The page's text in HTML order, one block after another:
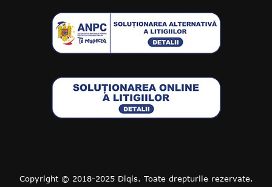
Copyright © 2018-2025 Diqis. Toate drepturile rezervate.